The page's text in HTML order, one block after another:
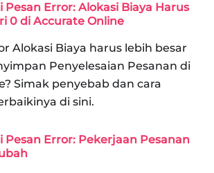
Pesan Error: Alokasi Biaya Harus
0 di Accurate Online
Alokasi Biaya harus lebih besar
Penyelesaian Pesanan di
Simak penyebab dan cara
di sini.
Pesan Error: Pekerjaan Pesanan